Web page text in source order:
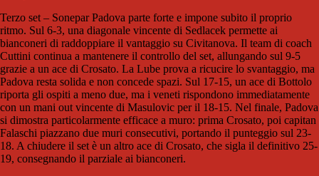
Terzo set – Sonepar Padova parte forte e impone subito il proprio
ritmo. Sul 6-3, una diagonale vincente di Sedlacek permette ai
bianconeri di raddoppiare il vantaggio su Civitanova. Il team di coach
Cuttini continua a mantenere il controllo del set, allungando sul 9-5
grazie a un ace di Crosato. La Lube prova a ricucire lo svantaggio, ma
Padova resta solida e non concede spazi. Sul 17-15, un ace di Bottolo
riporta gli ospiti a meno due, ma i veneti rispondono immediatamente
con un mani out vincente di Masulovic per il 18-15. Nel finale, Padova
si dimostra particolarmente efficace a muro: prima Crosato, poi capitan
Falaschi piazzano due muri consecutivi, portando il punteggio sul 23-
18. A chiudere il set è un altro ace di Crosato, che sigla il definitivo 25-
19, consegnando il parziale ai bianconeri.